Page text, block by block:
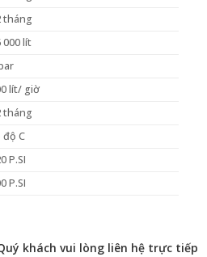
tháng
000 lít
lít/ giờ
tháng
độ C
P.SI
P.SI
khách vui lòng liên hệ trực tiếp